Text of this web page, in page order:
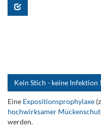
Kein Stich - keine Infektion !
Eine Expositionsprophylaxe
hochwirksamer
werden.